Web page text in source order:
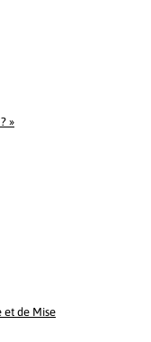
»
et de Mise